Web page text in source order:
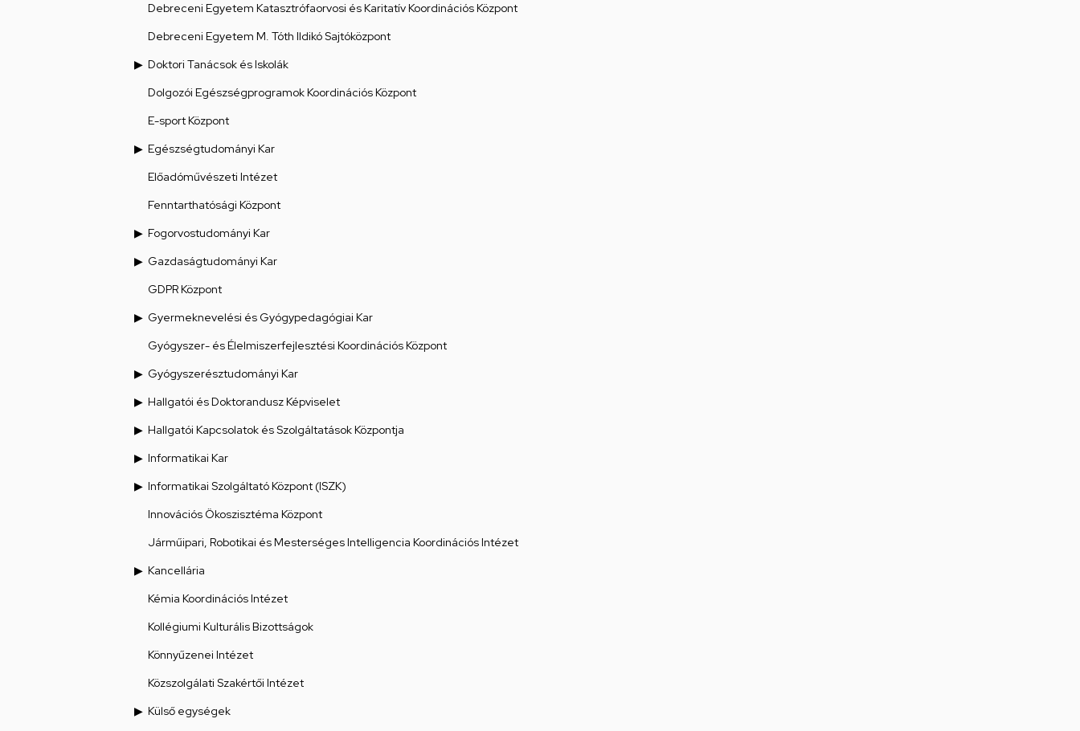
Debreceni Egyetem Katasztrófaorvosi és Karitatív Koordinációs Központ
Debreceni Egyetem M. Tóth Ildikó Sajtóközpont
Doktori Tanácsok és Iskolák
Dolgozói Egészségprogramok Koordinációs Központ
E-sport Központ
Egészségtudományi Kar
Előadóművészeti Intézet
Fenntarthatósági Központ
Fogorvostudományi Kar
Gazdaságtudományi Kar
GDPR Központ
Gyermeknevelési és Gyógypedagógiai Kar
Gyógyszer- és Élelmiszerfejlesztési Koordinációs Központ
Gyógyszerésztudományi Kar
Hallgatói és Doktorandusz Képviselet
Hallgatói Kapcsolatok és Szolgáltatások Központja
Informatikai Kar
Informatikai Szolgáltató Központ (ISZK)
Innovációs Ökoszisztéma Központ
Járműipari, Robotikai és Mesterséges Intelligencia Koordinációs Intézet
Kancellária
Kémia Koordinációs Intézet
Kollégiumi Kulturális Bizottságok
Könnyűzenei Intézet
Közszolgálati Szakértői Intézet
Külső egységek